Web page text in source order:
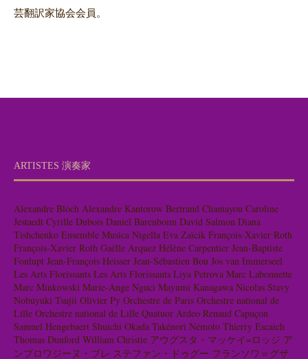
芸翻訳家協会会員。
ARTISTES 演奏家
Alexandre Bloch Alexandre Kantorow Bertrand Chamayou Caroline
Jestaedt Cyrille Dubois Daniel Barenboim David Salmon Diana
Tishchenko Ensemble Musica Nigella Eva Zaïcik François-Xavier Roth
François-Xavier Roth Gaëlle Arquez Hélène Carpentier Jean-Baptiste
Fonlupt Jean-François Heisser Jean-Sébastien Bou Jos van Immerseel
Les Arts Florissants Les Arts Florissants Liya Petrova Marc Labonnette
Marc Minkowski Marie-Ange Nguci Mayumi Kanagawa Nicolas Stavy
Nobuyuki Tsujii Olivier Py Orchestre de Paris Orchestre national de
Lille Orchestre national de Lille Quatuor Ardeo Renaud Capuçon
Samuel Hengebaert Shuichi Okada Takénori Némoto Thierry Escaich
Thomas Dunford William Christie アウグスタ・マッケイ=ロッジ ア
ンブロワジーヌ・ブレ ステファン・ドゥグー フランソワ＝グザ